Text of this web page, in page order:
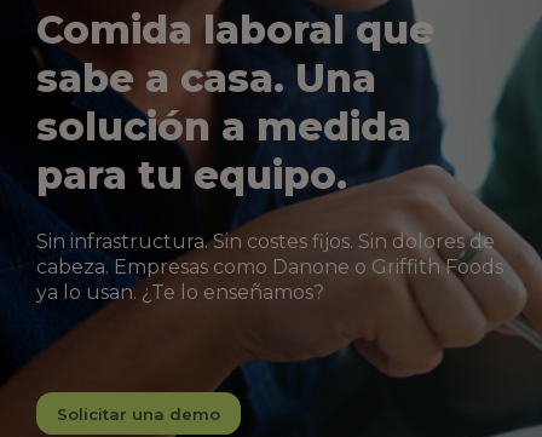
Comida laboral que
sabe a casa. Una
solución a medida
para tu equipo.
Sin infrastructura. Sin costes fijos. Sin dolores de
cabeza. Empresas como Danone o Griffith Foods
ya lo usan. ¿Te lo enseñamos?
Solicitar una demo